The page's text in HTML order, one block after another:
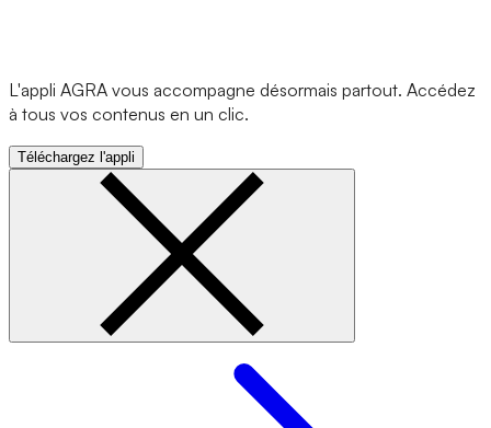
L'appli AGRA vous accompagne désormais partout. Accédez
à tous vos contenus en un clic.
Téléchargez l'appli